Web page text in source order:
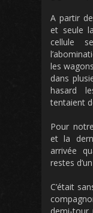
A partir
et seule
cellule
les
dans
hasard
tentaient
Pour
et la
arrivée
restes
C’était